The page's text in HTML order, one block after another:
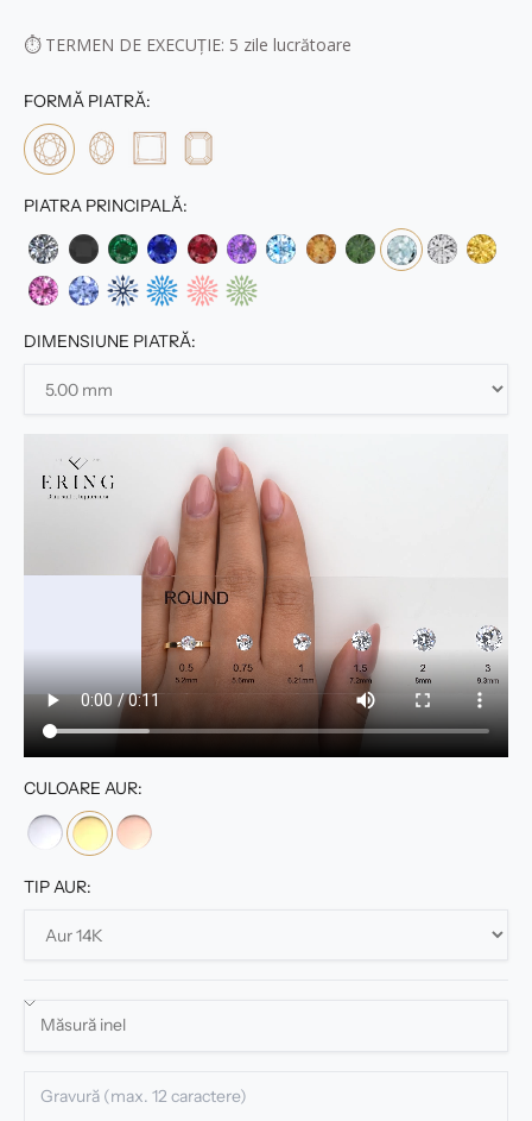
⏱ TERMEN DE EXECUȚIE: 5 zile lucrătoare
FORMĂ PIATRĂ:
PIATRA PRINCIPALĂ:
DIMENSIUNE PIATRĂ:
CULOARE AUR:
TIP AUR: